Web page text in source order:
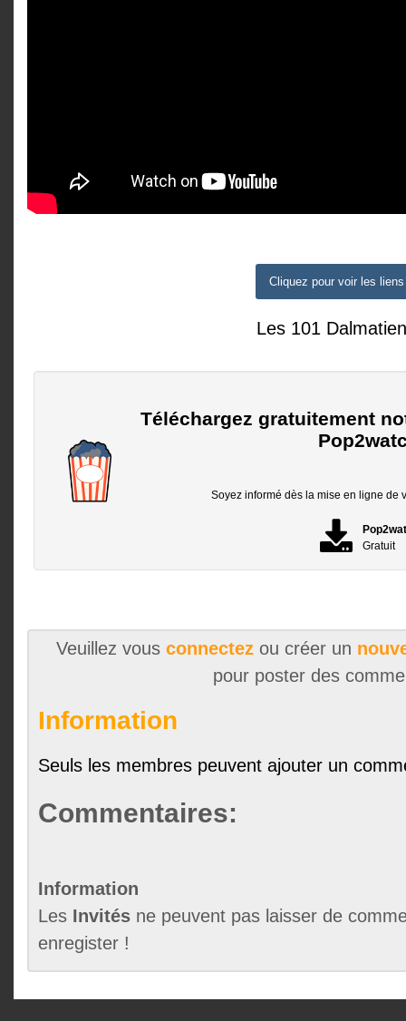
Cliquez pour voir les liens
Les 101
Téléchargez gratuitement
Soyez informé dès la mise en ligne de
Gratuit
Veuillez vous connectezou créer un
pour poster des
Information
Seuls les membres peuvent ajouter un
Commentaires:
Information
Les Invités ne peuvent pas laisser de
enregister !